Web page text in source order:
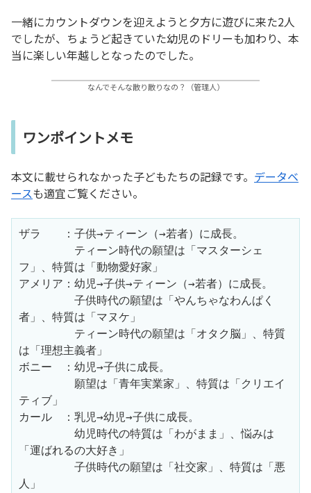
一緒にカウントダウンを迎えようと夕方に遊びに来た2人
でしたが、ちょうど起きていた幼児のドリーも加わり、本
当に楽しい年越しとなったのでした。
なんでそんな散り散りなの？（管理人）
ワンポイントメモ
本文に載せられなかった子どもたちの記録です。 データベ
ースも適宜ご覧ください。
ザラ　　：子供→ティーン（→若者）に成長。
ティーン時代の願望は「マスターシェ
フ」、特質は「動物愛好家」
アメリア：幼児→子供→ティーン（→若者）に成長。
子供時代の願望は「やんちゃなわんぱく
者」、特質は「マヌケ」
ティーン時代の願望は「オタク脳」、特質
は「理想主義者」
ボニー　：幼児→子供に成長。
願望は「青年実業家」、特質は「クリエイ
ティブ」
カール　：乳児→幼児→子供に成長。
幼児時代の特質は「わがまま」、悩みは
「運ばれるの大好き」
子供時代の願望は「社交家」、特質は「悪
人」